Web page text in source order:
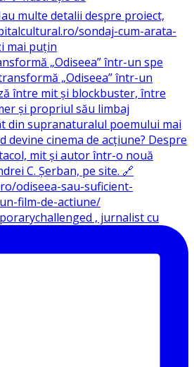
„Odiseea” într-un spe
, jurnalist cu